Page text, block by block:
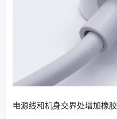
电源线和机身交界处增加橡胶